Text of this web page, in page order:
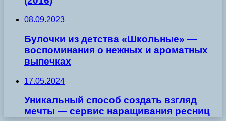
08.09.2023
Булочки из детства «Школьные» —
воспоминания о нежных и ароматных
выпечках
17.05.2024
Уникальный способ создать взгляд
мечты — сервис наращивания ресниц